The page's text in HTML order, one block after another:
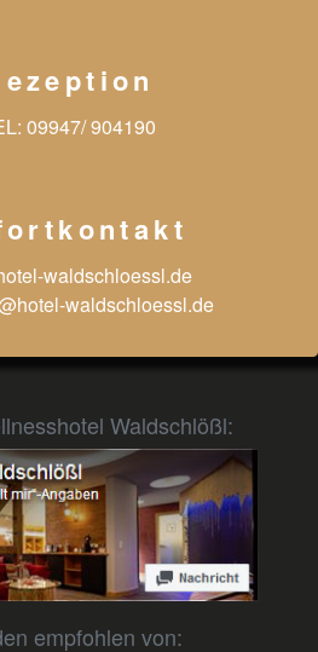
09947/ 904190
waldschloessl.de
waldschloessl.de
Waldschlößl:
empfohlen von: